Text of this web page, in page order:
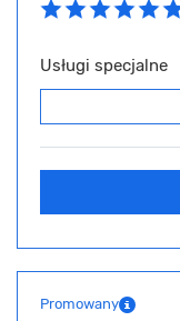
Usługi specjalne
Promowany